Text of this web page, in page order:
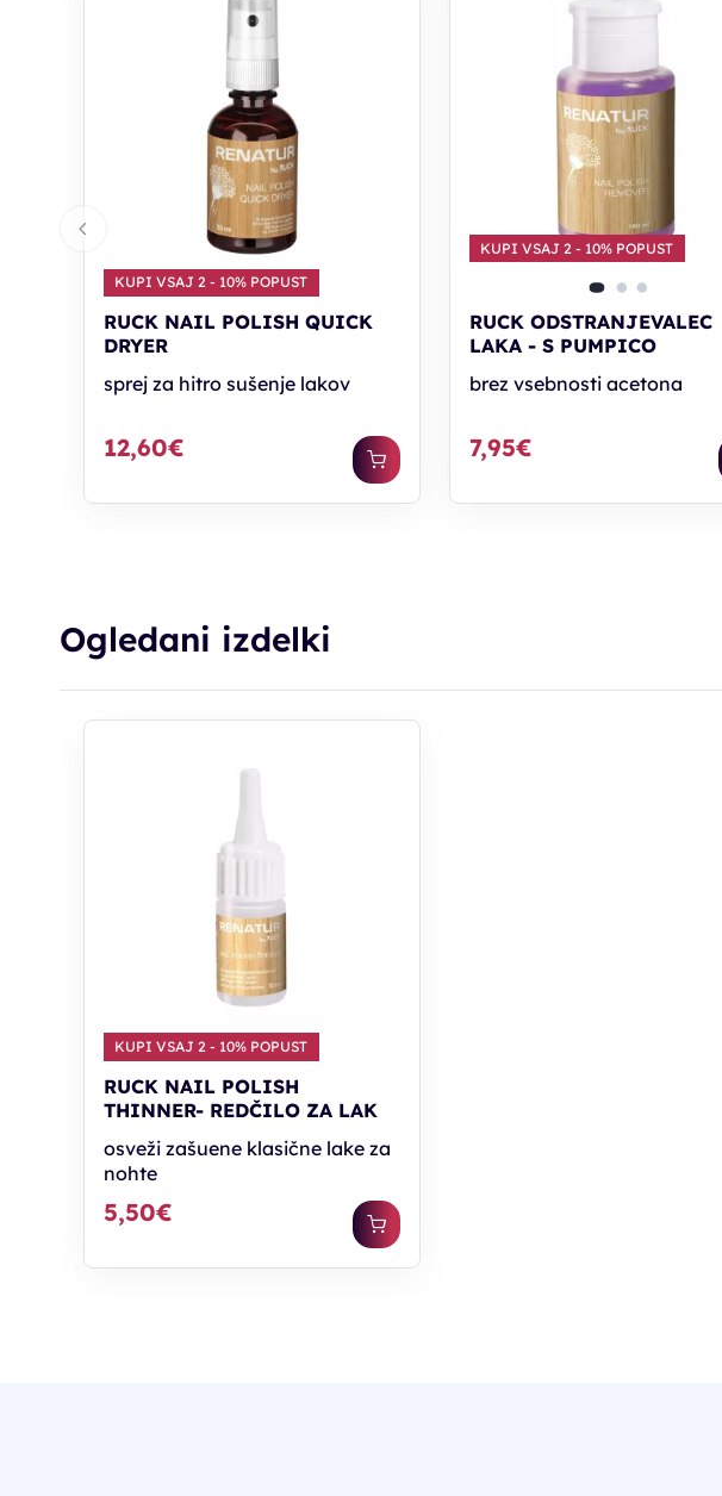
KUPI VSAJ 2 - 10% POPUST
RUCK NAIL POLISH QUICK
DRYER
sprej za hitro sušenje lakov
12,60€
KUPI VSAJ 2 - 10% POPUST
RUCK ODSTRANJEVALEC
LAKA - S PUMPICO
brez vsebnosti acetona
7,95€
Ogledani izdelki
KUPI VSAJ 2 - 10% POPUST
RUCK NAIL POLISH
THINNER- REDČILO ZA LAK
osveži zašuene klasične lake za
nohte
5,50€